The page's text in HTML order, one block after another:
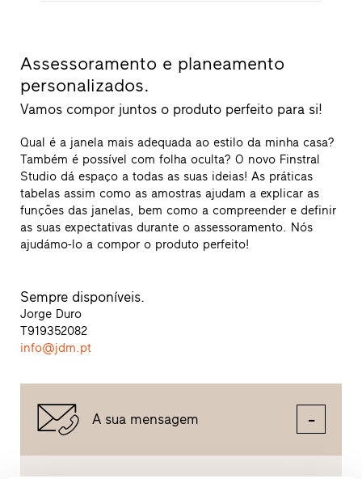
Assessoramento e planeamento
personalizados.
Vamos compor juntos o produto perfeito para si!
Qual é a janela mais adequada ao estilo da minha casa?
Também é possível com folha oculta? O novo Finstral
Studio dá espaço a todas as suas ideias! As práticas
tabelas assim como as amostras ajudam a explicar as
funções das janelas, bem como a compreender e definir
as suas expectativas durante o assessoramento. Nós
ajudámo-lo a compor o produto perfeito!
Sempre disponíveis.
Jorge Duro
T919352082
info@jdm.pt
A sua mensagem